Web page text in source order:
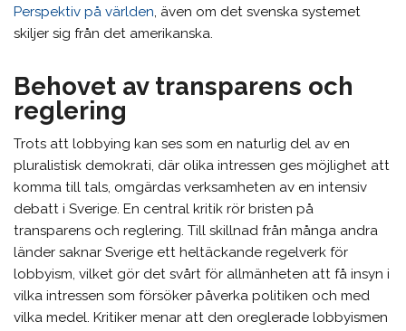
Perspektiv på världen, även om det svenska systemet
skiljer sig från det amerikanska.
Behovet av transparens och
reglering
Trots att lobbying kan ses som en naturlig del av en
pluralistisk demokrati, där olika intressen ges möjlighet att
komma till tals, omgärdas verksamheten av en intensiv
debatt i Sverige. En central kritik rör bristen på
transparens och reglering. Till skillnad från många andra
länder saknar Sverige ett heltäckande regelverk för
lobbyism, vilket gör det svårt för allmänheten att få insyn i
vilka intressen som försöker påverka politiken och med
vilka medel. Kritiker menar att den oreglerade lobbyismen